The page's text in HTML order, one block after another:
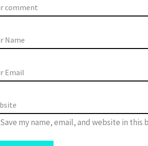
Save my name, email, and website in